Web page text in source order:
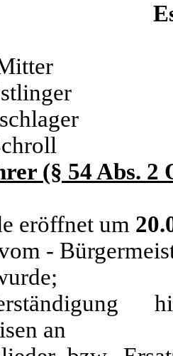
(§ 54 Abs. 2
eröffnet um
-
an